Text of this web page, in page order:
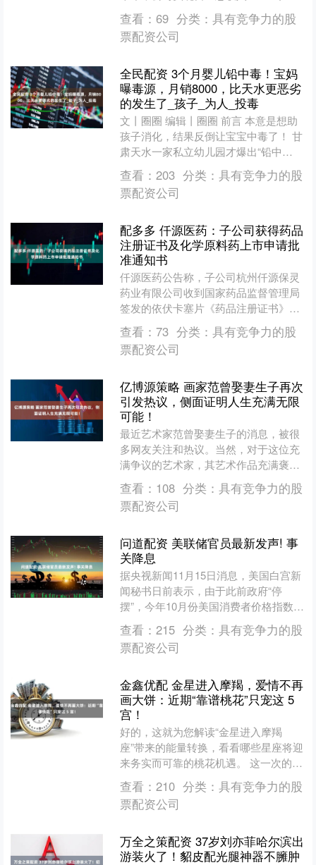
元，同比增长26.59%；归母净利润1....
查看： 69 分类： 具有竞争力的股
票配资公司
全民配资 3个月婴儿铅中毒！宝妈
曝毒源，月销8000，比天水更恶劣
的发生了_孩子_为人_投毒
文丨圈圈 编辑丨圈圈 前言 本意是想助
孩子消化，结果反倒让宝宝中毒了！ 甘
肃天水一家私立幼儿园才爆出“铅中
毒”事件，热度还没降下去，另一边就有
宝妈实名举报，再次....
查看： 203 分类： 具有竞争力的股
票配资公司
配多多 仟源医药：子公司获得药品
注册证书及化学原料药上市申请批
准通知书
仟源医药公告称，子公司杭州仟源保灵
药业有限公司收到国家药品监督管理局
签发的依伏卡塞片《药品注册证书》，
子公司江苏嘉逸医药有限公司收到依伏
卡塞《化学原料药上市申请....
查看： 73 分类： 具有竞争力的股
票配资公司
亿博源策略 画家范曾娶妻生子再次
引发热议，侧面证明人生充满无限
可能！
最近艺术家范曾娶妻生子的消息，被很
多网友关注和热议。当然，对于这位充
满争议的艺术家，其艺术作品充满褒
贬，就是人生轨迹也是被常人所不能理
解。其实，这很正常，艺术家....
查看： 108 分类： 具有竞争力的股
票配资公司
问道配资 美联储官员最新发声! 事
关降息
据央视新闻11月15日消息，美国白宫新
闻秘书日前表示，由于此前政府“停
摆”，今年10月份美国消费者价格指数
（CPI）和就业数据统计报告“可能永远
不会”发布。这将....
查看： 215 分类： 具有竞争力的股
票配资公司
金鑫优配 金星进入摩羯，爱情不再
画大饼：近期“靠谱桃花”只宠这 5
宫！
好的，这就为您解读“金星进入摩羯
座”带来的能量转换，看看哪些星座将迎
来务实而可靠的桃花机遇。 这一次的行
移位，就像是给爱情世界注入了一剂强
效“稳定剂”。当代表爱....
查看： 210 分类： 具有竞争力的股
票配资公司
万全之策配资 37岁刘亦菲哈尔滨出
游装火了！貂皮配光腿神器不臃肿